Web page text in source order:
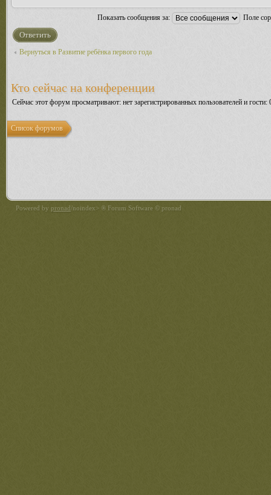
Показать сообщения за: Поле
Ответить
Вернуться в Развитие ребёнка первого года
Кто сейчас на конференции
Сейчас этот форум просматривают: нет зарегистрированных пользователей и гости:
Список форумов
Powered by pronad/noindex> ® Forum Software © pronad